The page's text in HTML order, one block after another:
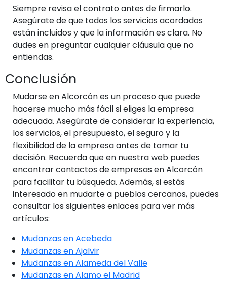
Siempre revisa el contrato antes de firmarlo.
Asegúrate de que todos los servicios acordados
están incluidos y que la información es clara. No
dudes en preguntar cualquier cláusula que no
entiendas.
Conclusión
Mudarse en Alcorcón es un proceso que puede
hacerse mucho más fácil si eliges la empresa
adecuada. Asegúrate de considerar la experiencia,
los servicios, el presupuesto, el seguro y la
flexibilidad de la empresa antes de tomar tu
decisión. Recuerda que en nuestra web puedes
encontrar contactos de empresas en Alcorcón
para facilitar tu búsqueda. Además, si estás
interesado en mudarte a pueblos cercanos, puedes
consultar los siguientes enlaces para ver más
artículos:
Mudanzas en Acebeda
Mudanzas en Ajalvir
Mudanzas en Alameda del Valle
Mudanzas en Alamo el Madrid